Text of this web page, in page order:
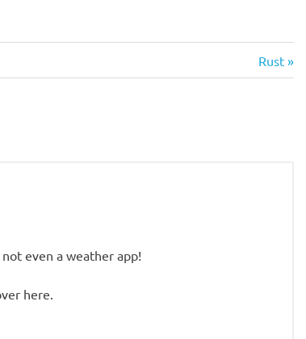
Volgende
bericht:
Rust
even a weather app!
here.